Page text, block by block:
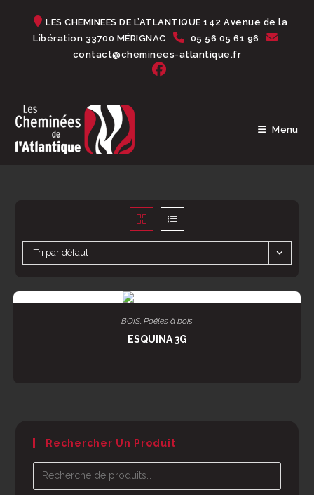
content
LES CHEMINEES DE L’ATLANTIQUE 142 Avenue de la
Libération 33700 MÉRIGNAC
05 56 05 61 96
contact@cheminees-atlantique.fr
Menu
Tri par défaut
LIRE LA SUITE
BOIS, Poêles à bois
ESQUINA 3G
Rechercher Un Produit